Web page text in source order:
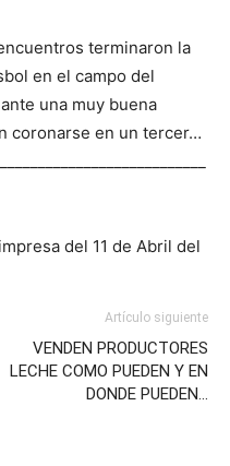
terminaron la
en el campo del
una muy buena
coronarse en un tercer…
del 11 de Abril del
Artículo siguiente
VENDEN PRODUCTORES
LECHE COMO PUEDEN Y EN
DONDE PUEDEN…